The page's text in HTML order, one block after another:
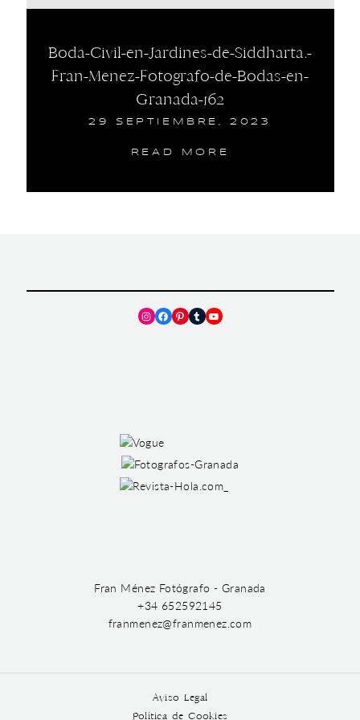
Boda-Civil-en-Jardines-de-Siddharta.-
Fran-Menez-Fotografo-de-Bodas-en-
Granada-162
29 SEPTIEMBRE, 2023
READ MORE
Instagram
Facebook
Pinterest
TumblrYouTube
Fran Ménez Fotógrafo - Granada
+34 652592145
franmenez@franmenez.com
Aviso Legal
Política de Cookies